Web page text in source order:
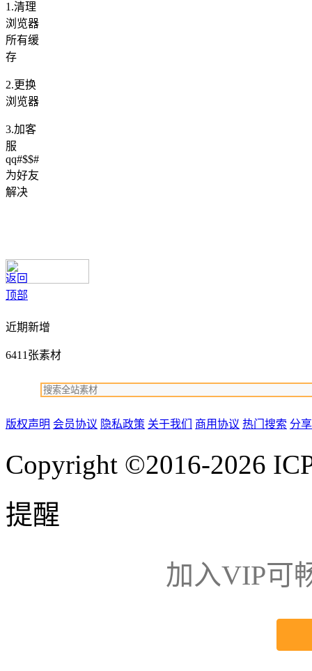
1.清理
浏览器
所有缓
存
2.更换
浏览器
3.加客
服
qq#$$#
为好友
解决
返回
顶部
近期新增
6411张素材
版权声明 会员协议 隐私政策 关于我们 商用协议 热门搜索 分
Copyright ©2016-2026
提醒
加入VIP可